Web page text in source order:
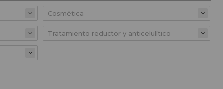
y promociones exclusivas.
CREAR CUENTA PROFESIONAL